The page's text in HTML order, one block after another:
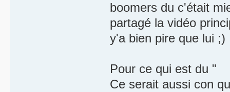
boomers du c'était
partagé la vidéo
y'a bien pire que lui ;)
Pour ce qui est du "
Ce serait aussi con